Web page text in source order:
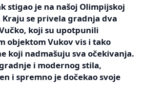
stigao je na našoj Olimpijskoj
se privela gradnja dva
koji su upotpunili
objektom Vukov vis i tako
koji nadmašuju sva očekivanja.
i modernog stila,
i spremno je dočekao svoje